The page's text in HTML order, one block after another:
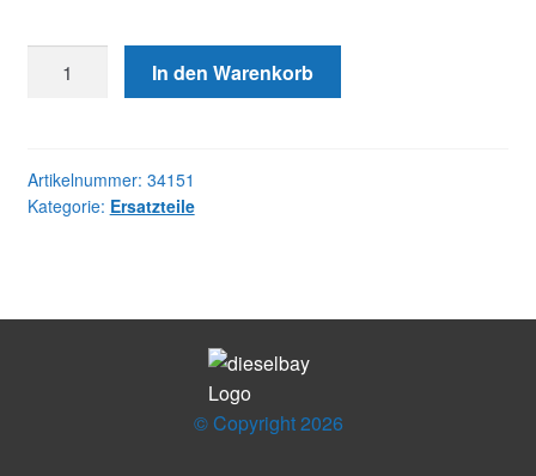
LOCKING
Menge
In den Warenkorb
Artikelnummer: 34151
Kategorie: Ersatzteile
© Copyright 2026